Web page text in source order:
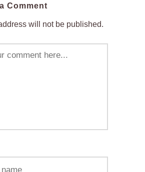
Comment
will not be published.